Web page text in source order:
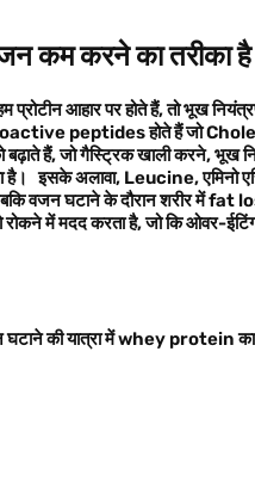
कम करने का तरीका है
प्रोटीन आहार पर होते हैं,तो भूख
peptidesहोते हैं जो
बढ़ाते हैं,जो गैस्ट्रिक खाली करने,भूख
है। इसके अलावा, Leucine,एमिनो
वजन घटाने के दौरान शरीर मेंfat
में मदद करता है,जो कि ओवर-
घटाने की यात्रा में whey protein